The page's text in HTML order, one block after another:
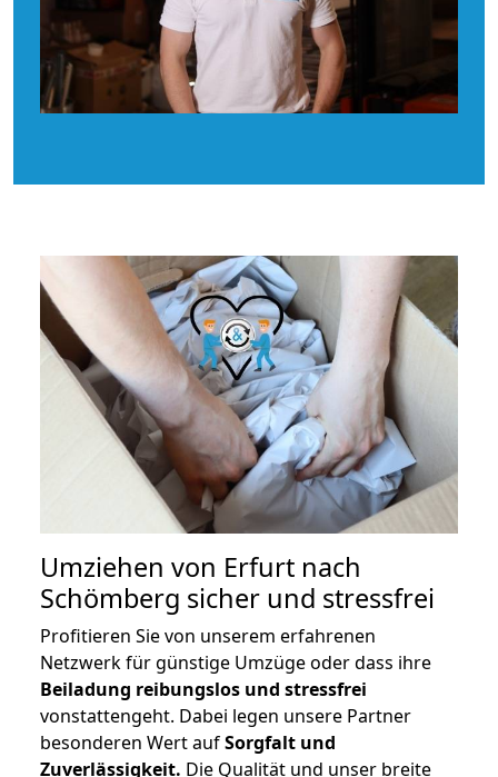
Umziehen von Erfurt nach
Schömberg sicher und stressfrei
Profitieren Sie von unserem erfahrenen
Netzwerk für günstige Umzüge oder dass ihre
Beiladung reibungslos und stressfrei
vonstattengeht. Dabei legen unsere Partner
besonderen Wert aufSorgfalt und
Zuverlässigkeit. Die Qualität und unser breite